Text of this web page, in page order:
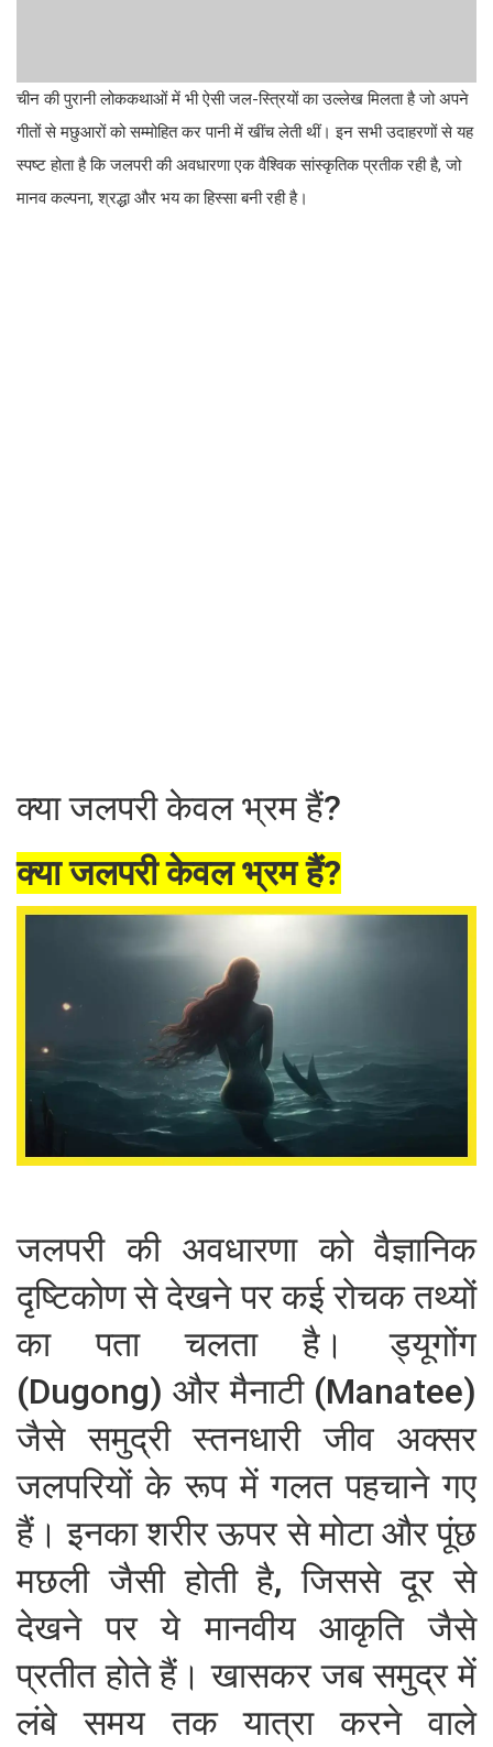
चीन की पुरानी लोककथाओं में भी ऐसी जल-स्त्रियों का उल्लेख मिलता है जो अपने
गीतों से मछुआरों को सम्मोहित कर पानी में खींच लेती थीं। इन सभी उदाहरणों से यह
स्पष्ट होता है कि जलपरी की अवधारणा एक वैश्विक सांस्कृतिक प्रतीक रही है, जो
मानव कल्पना, श्रद्धा और भय का हिस्सा बनी रही है।
क्या जलपरी केवल भ्रम हैं?
क्या जलपरी केवल भ्रम हैं?
जलपरी की अवधारणा को वैज्ञानिक
दृष्टिकोण से देखने पर कई रोचक तथ्यों
का पता चलता है। ड्यूगोंग
(Dugong) और मैनाटी (Manatee)
जैसे समुद्री स्तनधारी जीव अक्सर
जलपरियों के रूप में गलत पहचाने गए
हैं। इनका शरीर ऊपर से मोटा और पूंछ
मछली जैसी होती है, जिससे दूर से
देखने पर ये मानवीय आकृति जैसे
प्रतीत होते हैं। खासकर जब समुद्र में
लंबे समय तक यात्रा करने वाले